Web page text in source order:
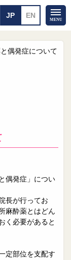
について
て
ップ
偶発症について
偶発症」につい
長が行ってお
麻酔薬とはどん
く必要があると
定部位を支配す